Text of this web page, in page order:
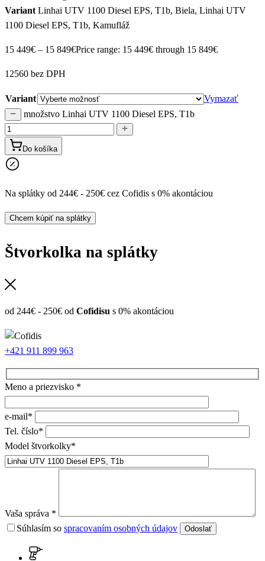
Variant Linhai UTV 1100 Diesel EPS, T1b, Biela, Linhai UTV
1100 Diesel EPS, T1b, Kamufláž
15 449€ – 15 849€Price range: 15 449€ through 15 849€
12560 bez DPH
Variant
Vymazať
množstvo Linhai UTV 1100 Diesel EPS, T1b
Do košíka
Na splátky od 244€ - 250€ cez Cofidis s 0% akontáciou
Chcem kúpiť na splátky
Štvorkolka na splátky
od 244€ - 250€ od Cofidisu s 0% akontáciou
+421 911 899 963
Meno a priezvisko *
e-mail*
Tel. číslo*
Model štvorkolky*
Vaša správa *
Súhlasím so spracovaním osobných údajov Odoslať